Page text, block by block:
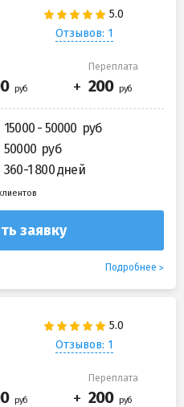
Отзывов: 1
Переплата
15000 - 50000
50000
360-1 800 дней
заявку
Подробнее
Отзывов: 1
Переплата